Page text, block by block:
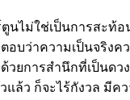
ไม่ใช่เป็นการสะท้อ
ตอบว่าความเป็นจริ
ด้วยการสำนึกที่เป็น
แล้ว ก็จะไร้กังวล มี